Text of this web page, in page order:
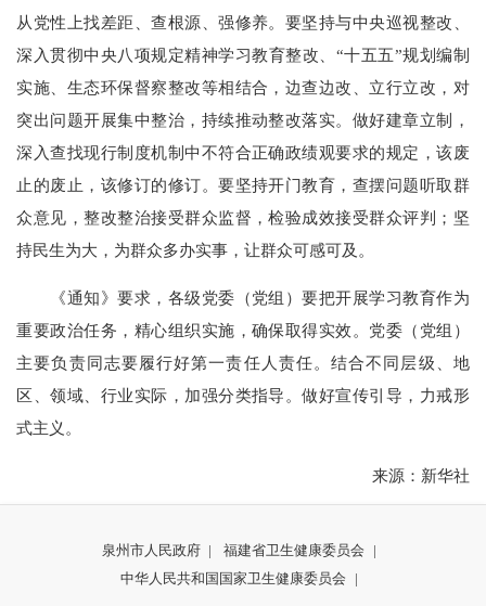
从党性上找差距、查根源、强修养。要坚持与中央巡视整改、
深入贯彻中央八项规定精神学习教育整改、“十五五”规划编制
实施、生态环保督察整改等相结合，边查边改、立行立改，对
突出问题开展集中整治，持续推动整改落实。做好建章立制，
深入查找现行制度机制中不符合正确政绩观要求的规定，该废
止的废止，该修订的修订。要坚持开门教育，查摆问题听取群
众意见，整改整治接受群众监督，检验成效接受群众评判；坚
持民生为大，为群众多办实事，让群众可感可及。
《通知》要求，各级党委（党组）要把开展学习教育作为
重要政治任务，精心组织实施，确保取得实效。党委（党组）
主要负责同志要履行好第一责任人责任。结合不同层级、地
区、领域、行业实际，加强分类指导。做好宣传引导，力戒形
式主义。
来源：新华社
泉州市人民政府 | 福建省卫生健康委员会
|
中华人民共和国国家卫生健康委员会
|